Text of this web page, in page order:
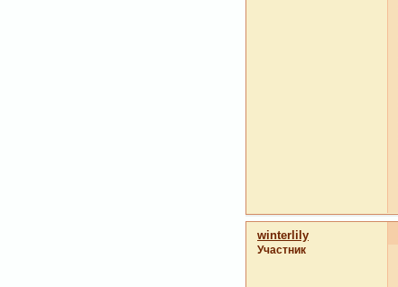
winterlily
Участник